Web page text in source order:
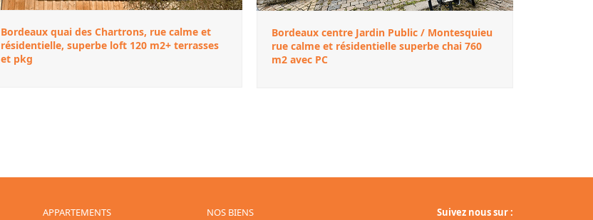
Bordeaux quai des Chartrons, rue calme et
résidentielle, superbe loft 120 m2+ terrasses
et pkg
Bordeaux centre Jardin Public / Montesquieu
rue calme et résidentielle superbe chai 760
m2 avec PC
APPARTEMENTS
NOS BIENS
Suivez nous sur :